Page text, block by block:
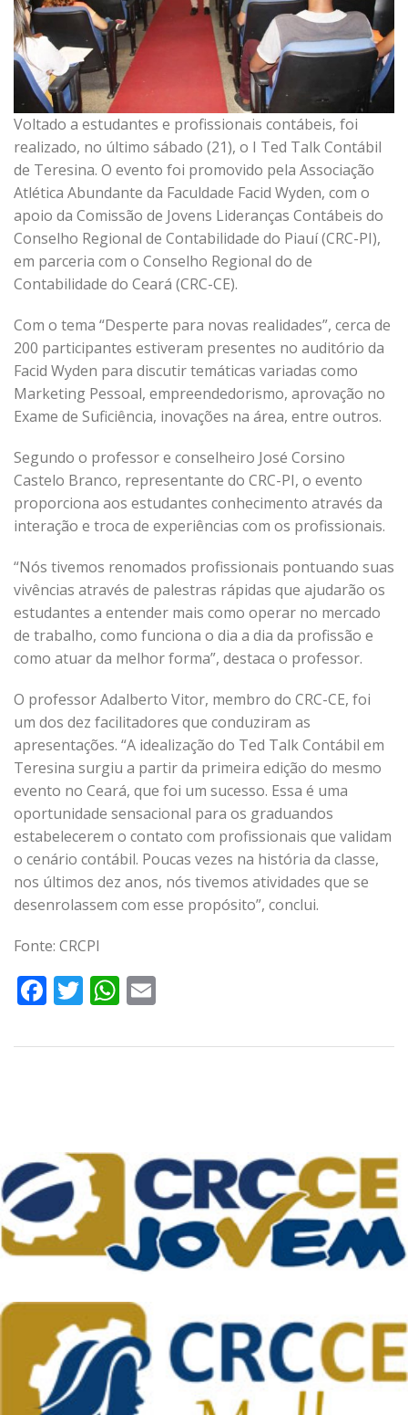
Voltado a estudantes e profissionais contábeis, foi
realizado, no último sábado (21), o I Ted Talk Contábil
de Teresina. O evento foi promovido pela Associação
Atlética Abundante da Faculdade Facid Wyden, com o
apoio da Comissão de Jovens Lideranças Contábeis do
Conselho Regional de Contabilidade do Piauí (CRC-PI),
em parceria com o Conselho Regional do de
Contabilidade do Ceará (CRC-CE).
Com o tema “Desperte para novas realidades”, cerca de
200 participantes estiveram presentes no auditório da
Facid Wyden para discutir temáticas variadas como
Marketing Pessoal, empreendedorismo, aprovação no
Exame de Suficiência, inovações na área, entre outros.
Segundo o professor e conselheiro José Corsino
Castelo Branco, representante do CRC-PI, o evento
proporciona aos estudantes conhecimento através da
interação e troca de experiências com os profissionais.
“Nós tivemos renomados profissionais pontuando suas
vivências através de palestras rápidas que ajudarão os
estudantes a entender mais como operar no mercado
de trabalho, como funciona o dia a dia da profissão e
como atuar da melhor forma”, destaca o professor.
O professor Adalberto Vitor, membro do CRC-CE, foi
um dos dez facilitadores que conduziram as
apresentações. “A idealização do Ted Talk Contábil em
Teresina surgiu a partir da primeira edição do mesmo
evento no Ceará, que foi um sucesso. Essa é uma
oportunidade sensacional para os graduandos
estabelecerem o contato com profissionais que validam
o cenário contábil. Poucas vezes na história da classe,
nos últimos dez anos, nós tivemos atividades que se
desenrolassem com esse propósito”, conclui.
Fonte: CRCPI
Facebook
TwitterWhatsApp